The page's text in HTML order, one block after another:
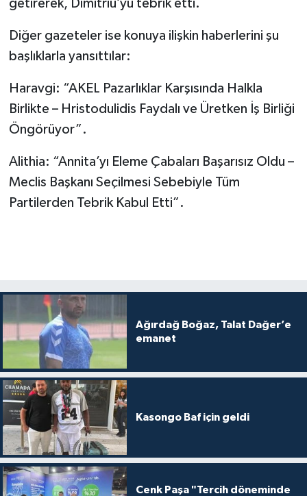
getirerek, Dimitriu’yu tebrik etti.
Diğer gazeteler ise konuya ilişkin haberlerini şu
başlıklarla yansıttılar:
Haravgi: “AKEL Pazarlıklar Karşısında Halkla
Birlikte – Hristodulidis Faydalı ve Üretken İş Birliği
Öngörüyor”.
Alithia: “Annita’yı Eleme Çabaları Başarısız Oldu –
Meclis Başkanı Seçilmesi Sebebiyle Tüm
Partilerden Tebrik Kabul Etti”.
Ağırdağ Boğaz, Talat Dağer’e
emanet
Kasongo Baf için geldi
Cenk Paşa "Tercih döneminde